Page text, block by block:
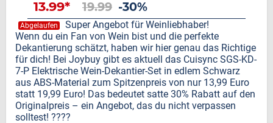
13.99* 19.99 -30%
Abgelaufen
Super Angebot für Weinliebhaber!
Wenn du ein Fan von Wein bist und die perfekte
Dekantierung schätzt, haben wir hier genau das Richtige
für dich! Bei Joybuy gibt es aktuell das Cuisync SGS-KD-
7-P Elektrische Wein-Dekantier-Set in edlem Schwarz
aus ABS-Material zum Spitzenpreis von nur 13,99 Euro
statt 19,99 Euro! Das bedeutet satte 30% Rabatt auf den
Originalpreis – ein Angebot, das du nicht verpassen
solltest! ????